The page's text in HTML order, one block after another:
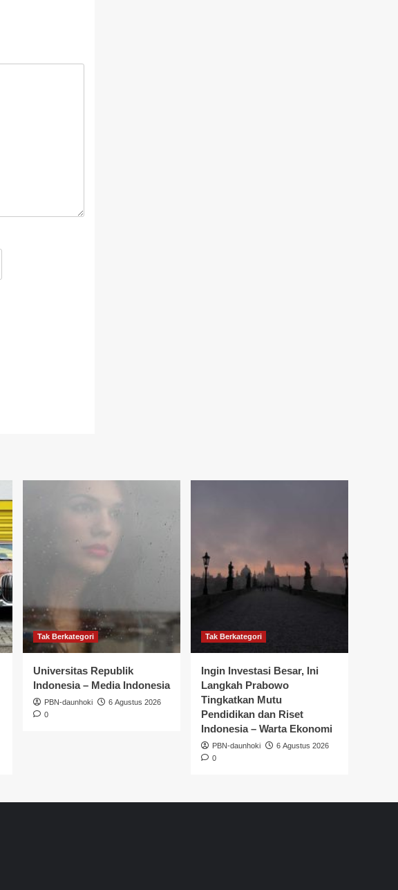
Tak Berkategori
Universitas Republik
Indonesia – Media Indonesia
PBN-daunhoki
6 Agustus 2026
0
Tak Berkategori
Ingin Investasi Besar, Ini
Langkah Prabowo
Tingkatkan Mutu
Pendidikan dan Riset
Indonesia – Warta Ekonomi
PBN-daunhoki
6 Agustus 2026
0